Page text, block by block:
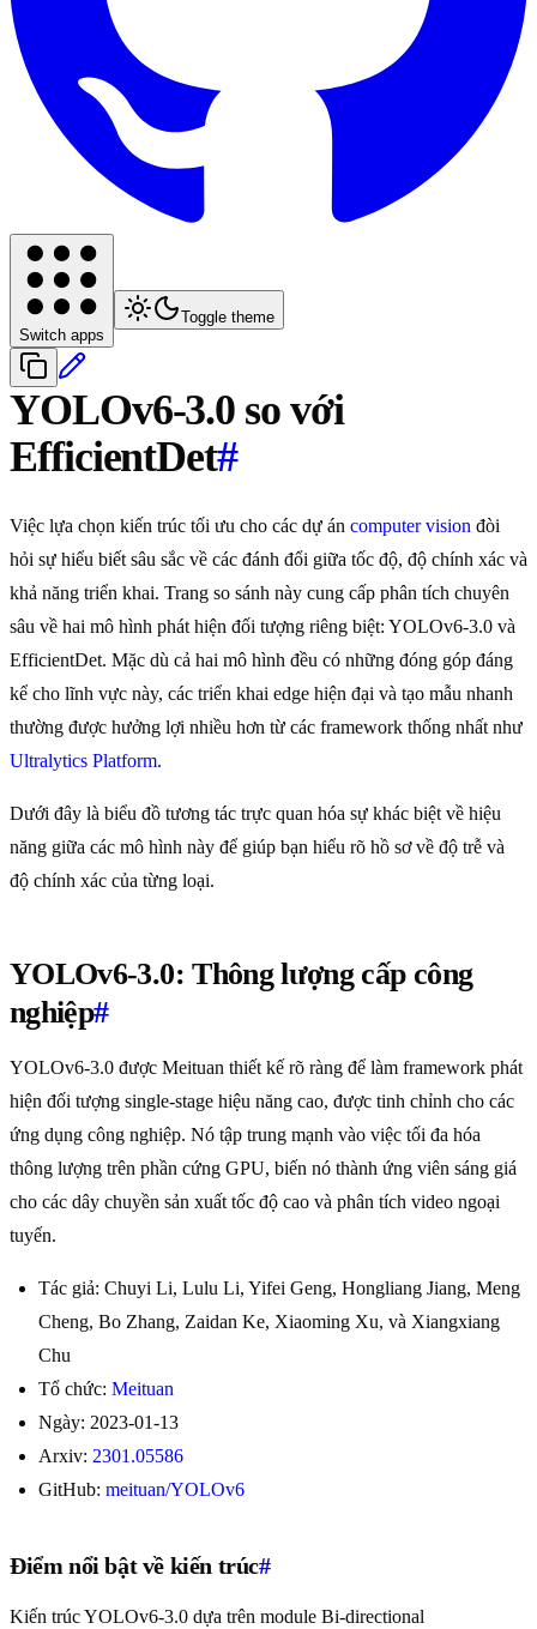
Switch apps
Toggle theme
YOLOv6-3.0 so với
EfficientDet#
Việc lựa chọn kiến trúc tối ưu cho các dự án computer vision đòi
hỏi sự hiểu biết sâu sắc về các đánh đổi giữa tốc độ, độ chính xác và
khả năng triển khai. Trang so sánh này cung cấp phân tích chuyên
sâu về hai mô hình phát hiện đối tượng riêng biệt: YOLOv6-3.0 và
EfficientDet. Mặc dù cả hai mô hình đều có những đóng góp đáng
kể cho lĩnh vực này, các triển khai edge hiện đại và tạo mẫu nhanh
thường được hưởng lợi nhiều hơn từ các framework thống nhất như
Ultralytics Platform.
Dưới đây là biểu đồ tương tác trực quan hóa sự khác biệt về hiệu
năng giữa các mô hình này để giúp bạn hiểu rõ hồ sơ về độ trễ và
độ chính xác của từng loại.
YOLOv6-3.0: Thông lượng cấp công
nghiệp#
YOLOv6-3.0 được Meituan thiết kế rõ ràng để làm framework phát
hiện đối tượng single-stage hiệu năng cao, được tinh chỉnh cho các
ứng dụng công nghiệp. Nó tập trung mạnh vào việc tối đa hóa
thông lượng trên phần cứng GPU, biến nó thành ứng viên sáng giá
cho các dây chuyền sản xuất tốc độ cao và phân tích video ngoại
tuyến.
Tác giả: Chuyi Li, Lulu Li, Yifei Geng, Hongliang Jiang, Meng
Cheng, Bo Zhang, Zaidan Ke, Xiaoming Xu, và Xiangxiang
Chu
Tổ chức: Meituan
Ngày: 2023-01-13
Arxiv: 2301.05586
GitHub: meituan/YOLOv6
Điểm nổi bật về kiến trúc#
Kiến trúc YOLOv6-3.0 dựa trên module Bi-directional